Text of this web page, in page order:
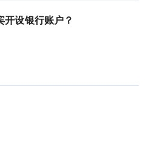
开设银行账户？